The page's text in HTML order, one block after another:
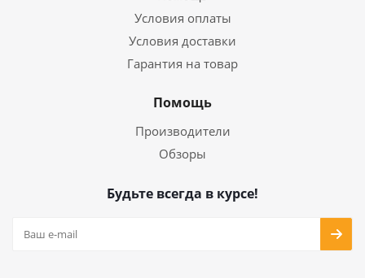
Условия оплаты
Условия доставки
Гарантия на товар
Помощь
Производители
Обзоры
Будьте всегда в курсе!